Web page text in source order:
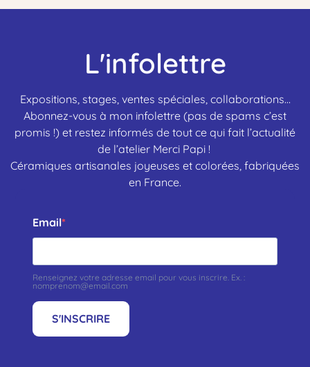
L'infolettre
Expositions, stages, ventes spéciales, collaborations…
Abonnez-vous à mon infolettre (pas de spams c’est
promis !) et restez informés de tout ce qui fait l’actualité
de l’atelier Merci Papi !
Céramiques artisanales joyeuses et colorées, fabriquées
en France.
Email
Renseignez votre adresse email pour vous inscrire. Ex. :
nomprenom@email.com
S'INSCRIRE